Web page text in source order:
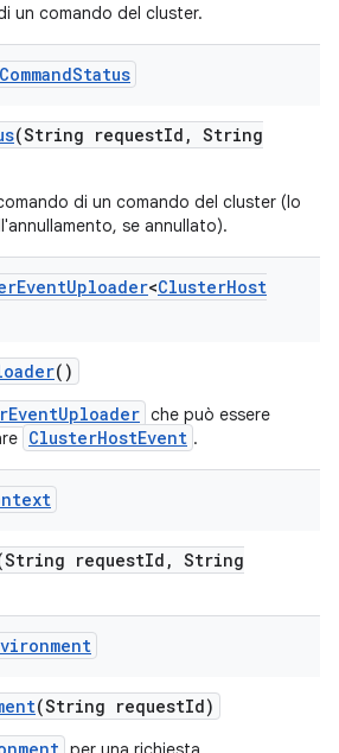
un comando del cluster.
CommandStatus
(String requestId , String
di un comando del cluster (lo
se annullato).
EventUploader<ClusterHost
()
che può essere
ClusterHostEvent .
requestId , String
(String requestId)